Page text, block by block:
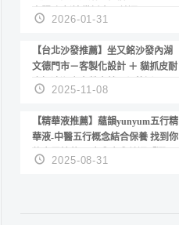
套服務 新娘備婚省心首選！
2026-01-31
【台北沙發推薦】坐又銘沙發內湖
文德門市－客製化設計 ＋ 貓抓皮耐
磨好清潔｜直營直銷、價格透明
高CP值打造夢想居家風格
2025-11-08
【精華液推薦】蘊韻yunyum五行精
華液-中醫五行概念結合保養 找到你
的專屬精華！ 水㊀土㊀就選「潤・
賦精華」維持肌膚剛剛好的平衡
2025-08-31